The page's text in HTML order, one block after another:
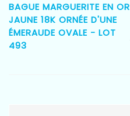
BAGUE MARGUERITE EN OR
JAUNE 18K ORNÉE D'UNE
ÉMERAUDE OVALE - LOT
493